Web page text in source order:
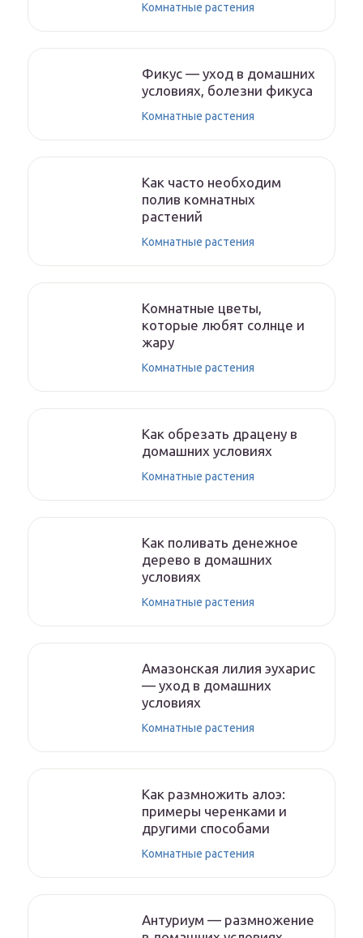
Комнатные растения
Фикус — уход в домашних
условиях, болезни фикуса
Комнатные растения
Как часто необходим
полив комнатных
растений
Комнатные растения
Комнатные цветы,
которые любят солнце и
жару
Комнатные растения
Как обрезать драцену в
домашних условиях
Комнатные растения
Как поливать денежное
дерево в домашних
условиях
Комнатные растения
Амазонская лилия эухарис
— уход в домашних
условиях
Комнатные растения
Как размножить алоэ:
примеры черенками и
другими способами
Комнатные растения
Антуриум — размножение